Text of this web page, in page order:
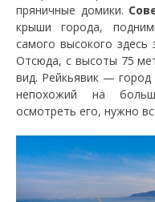
пряничные домики.
крыши города,
самого высокого здесь
Отсюда, с высоты 75
вид. Рейкьявик —
непохожий на
осмотреть его, нужно